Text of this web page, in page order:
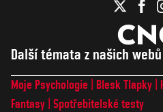
Další témata z našich webů
Moje Psychologie Blesk Tlapky
Fantasy Spotřebitelské testy